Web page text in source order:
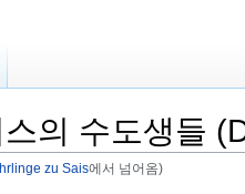
의 수도생들
zu Sais에서 넘어옴)